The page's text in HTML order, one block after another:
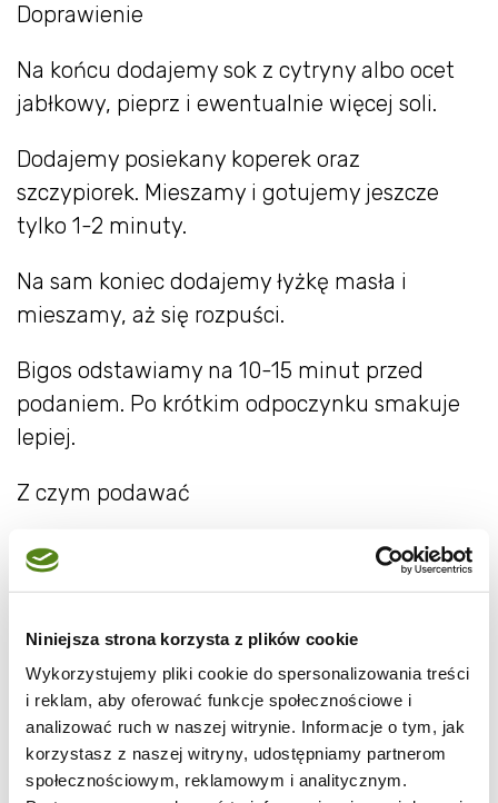
Niniejsza strona korzysta z plików cookie
Wykorzystujemy pliki cookie do spersonalizowania treści
i reklam, aby oferować funkcje społecznościowe i
analizować ruch w naszej witrynie. Informacje o tym, jak
korzystasz z naszej witryny, udostępniamy partnerom
społecznościowym, reklamowym i analitycznym.
Doprawienie
Na końcu dodajemy sok z cytryny albo ocet
jabłkowy, pieprz i ewentualnie więcej soli.
Dodajemy posiekany koperek oraz
szczypiorek. Mieszamy i gotujemy jeszcze
tylko 1-2 minuty.
Na sam koniec dodajemy łyżkę masła i
mieszamy, aż się rozpuści.
Bigos odstawiamy na 10-15 minut przed
podaniem. Po krótkim odpoczynku smakuje
lepiej.
Z czym podawać
młode ziemniaki z masłem i koperkiem
świeży chleb na zakwasie/bagietka
puree ziemniaczane
solo, jako lżejsze danie jednogarnkowe
Warianty smakowe
W wersji lżejszej można dodać 300 g kiełbasy